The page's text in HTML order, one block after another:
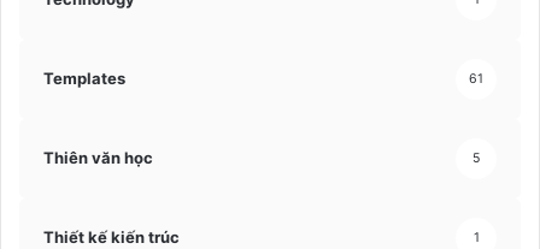
Templates 61
Thiên văn học 5
Thiết kế kiến trúc 1